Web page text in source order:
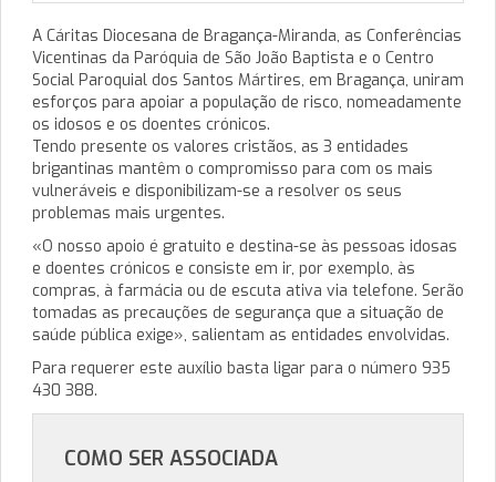
A Cáritas Diocesana de Bragança-Miranda, as Conferências
Vicentinas da Paróquia de São João Baptista e o Centro
Social Paroquial dos Santos Mártires, em Bragança, uniram
esforços para apoiar a população de risco, nomeadamente
os idosos e os doentes crónicos.
Tendo presente os valores cristãos, as 3 entidades
brigantinas mantêm o compromisso para com os mais
vulneráveis e disponibilizam-se a resolver os seus
problemas mais urgentes.
«O nosso apoio é gratuito e destina-se às pessoas idosas
e doentes crónicos e consiste em ir, por exemplo, às
compras, à farmácia ou de escuta ativa via telefone. Serão
tomadas as precauções de segurança que a situação de
saúde pública exige», salientam as entidades envolvidas.
Para requerer este auxílio basta ligar para o número 935
430 388.
COMO SER ASSOCIADA